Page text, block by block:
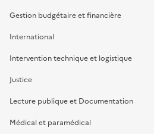
Gestion budgétaire et financière
International
Intervention technique et logistique
Justice
Lecture publique et Documentation
Médical et paramédical